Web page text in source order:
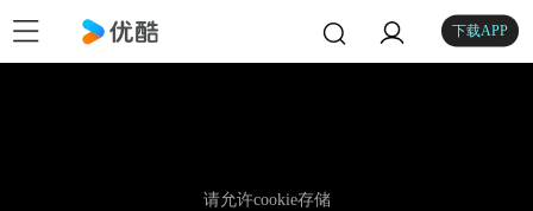
下载APP
请允许cookie存储